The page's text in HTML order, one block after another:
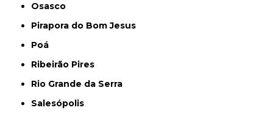
Osasco
Pirapora do Bom Jesus
Poá
Ribeirão Pires
Rio Grande da Serra
Salesópolis